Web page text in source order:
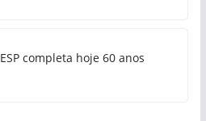
completa hoje 60 anos